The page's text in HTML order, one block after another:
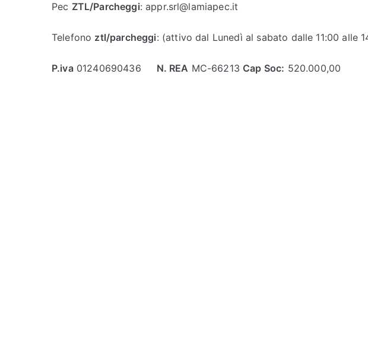
Pec ZTL/Parcheggi: appr.srl@lamiapec.it
Telefono ztl/parcheggi: (attivo dal Lunedì al sabato dalle 11:00 alle
P.iva01240690436 N. REA MC-66213 Cap Soc: 520.000,00